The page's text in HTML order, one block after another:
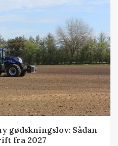
gødskningslov: Sådan
fra 2027